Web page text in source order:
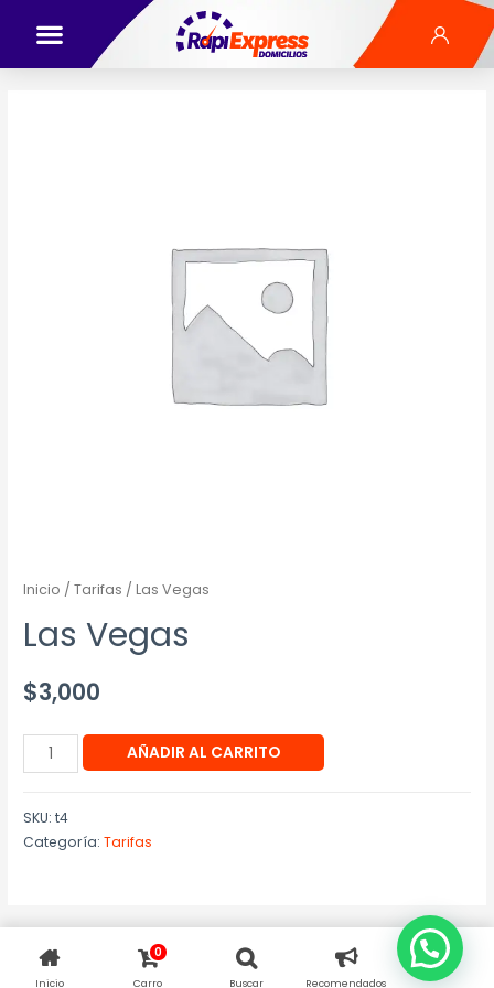
Inicio /Tarifas / Las Vegas
Las Vegas
$3,000
AÑADIR AL CARRITO
SKU:t4
Categoría:Tarifas
Inicio
0
Carro Buscar Recomendados